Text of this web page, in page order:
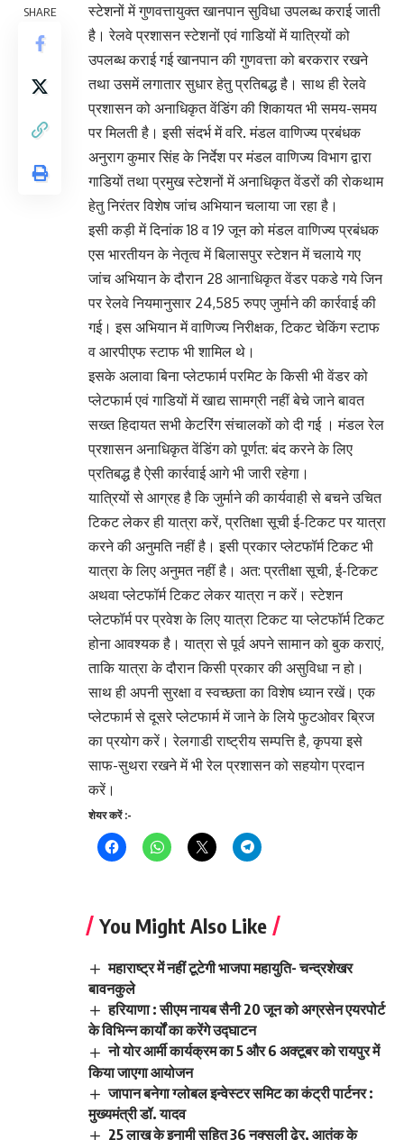
SHARE
स्टेशनों में गुणवत्तायुक्त खानपान सुविधा उपलब्ध कराई जाती
है। रेलवे प्रशासन स्टेशनों एवं गाडियों में यात्रियों को
उपलब्ध कराई गई खानपान की गुणवत्ता को बरकरार रखने
तथा उसमें लगातार सुधार हेतु प्रतिबद्ध है। साथ ही रेलवे
प्रशासन को अनाधिकृत वेंडिंग की शिकायत भी समय-समय
पर मिलती है। इसी संदर्भ में वरि. मंडल वाणिज्य प्रबंधक
अनुराग कुमार सिंह के निर्देश पर मंडल वाणिज्य विभाग द्वारा
गाडियों तथा प्रमुख स्टेशनों में अनाधिकृत वेंडरों की रोकथाम
हेतु निरंतर विशेष जांच अभियान चलाया जा रहा है।
इसी कड़ी में दिनांक 18 व 19 जून को मंडल वाणिज्य प्रबंधक
एस भारतीयन के नेतृत्व में बिलासपुर स्टेशन में चलाये गए
जांच अभियान के दौरान 28 आनाधिकृत वेंडर पकडे गये जिन
पर रेलवे नियमानुसार 24,585 रुपए जुर्माने की कार्रवाई की
गई। इस अभियान में वाणिज्य निरीक्षक, टिकट चेकिंग स्टाफ
व आरपीएफ स्टाफ भी शामिल थे।
इसके अलावा बिना प्लेटफार्म परमिट के किसी भी वेंडर को
प्लेटफार्म एवं गाडियों में खाद्य सामग्री नहीं बेचे जाने बावत
सख्त हिदायत सभी केटरिंग संचालकों को दी गई । मंडल रेल
प्रशासन अनाधिकृत वेंडिंग को पूर्णत: बंद करने के लिए
प्रतिबद्ध है ऐसी कार्रवाई आगे भी जारी रहेगा।
यात्रियों से आग्रह है कि जुर्माने की कार्यवाही से बचने उचित
टिकट लेकर ही यात्रा करें, प्रतिक्षा सूची ई-टिकट पर यात्रा
करने की अनुमति नहीं है। इसी प्रकार प्लेटफॉर्म टिकट भी
यात्रा के लिए अनुमत नहीं है। अत: प्रतीक्षा सूची, ई-टिकट
अथवा प्लेटफॉर्म टिकट लेकर यात्रा न करें। स्टेशन
प्लेटफॉर्म पर प्रवेश के लिए यात्रा टिकट या प्लेटफॉर्म टिकट
होना आवश्यक है। यात्रा से पूर्व अपने सामान को बुक कराएं,
ताकि यात्रा के दौरान किसी प्रकार की असुविधा न हो।
साथ ही अपनी सुरक्षा व स्वच्छता का विशेष ध्यान रखें। एक
प्लेटफार्म से दूसरे प्लेटफार्म में जाने के लिये फुटओवर ब्रिज
का प्रयोग करें। रेलगाडी राष्ट्रीय सम्पत्ति है, कृपया इसे
साफ-सुथरा रखने में भी रेल प्रशासन को सहयोग प्रदान
करें।
शेयर करें :-
You Might Also Like
महाराष्ट्र में नहीं टूटेगी भाजपा महायुति- चन्द्रशेखर
बावनकुले
हरियाणा : सीएम नायब सैनी 20 जून को अग्रसेन एयरपोर्ट
के विभिन्न कार्यों का करेंगे उद्घाटन
नो योर आर्मी कार्यक्रम का 5 और 6 अक्टूबर को रायपुर में
किया जाएगा आयोजन
जापान बनेगा ग्लोबल इन्वेस्टर समिट का कंट्री पार्टनर :
मुख्यमंत्री डॉ. यादव
25 लाख के इनामी सहित 36 नक्सली ढेर, आतंक के